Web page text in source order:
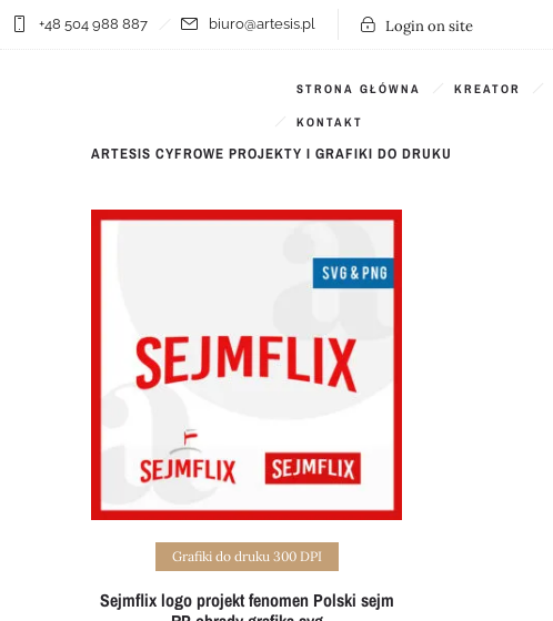
+48 504 988 887 biuro@artesis.pl Login on site
STRONA GŁÓWNA KREATOR
KONTAKT
ARTESIS CYFROWE PROJEKTY I GRAFIKI DO DRUKU
Add to cart
Grafiki do druku 300 DPI
Sejmflix logo projekt fenomen Polski sejm